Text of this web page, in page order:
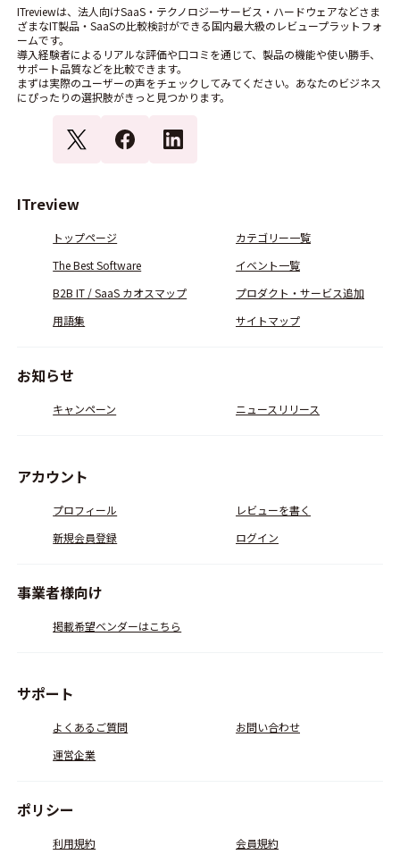
ITreviewは、法人向けSaaS・テクノロジーサービス・ハードウェアなどさま
ざまなIT製品・SaaSの比較検討ができる国内最大級のレビュープラットフォ
ームです。
導入経験者によるリアルな評価や口コミを通じて、製品の機能や使い勝手、
サポート品質などを比較できます。
まずは実際のユーザーの声をチェックしてみてください。あなたのビジネス
にぴったりの選択肢がきっと見つかります。
ITreview
トップページ
カテゴリー一覧
The Best Software
イベント一覧
B2B IT / SaaS カオスマップ
プロダクト・サービス追加
用語集
サイトマップ
お知らせ
キャンペーン ニュースリリース
アカウント
プロフィール
レビューを書く
新規会員登録
ログイン
事業者様向け
掲載希望ベンダーはこちら
サポート
よくあるご質問
お問い合わせ
運営企業
ポリシー
利用規約 会員規約